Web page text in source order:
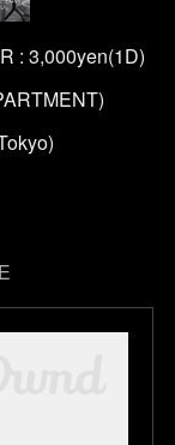
: 3,000yen(1D)